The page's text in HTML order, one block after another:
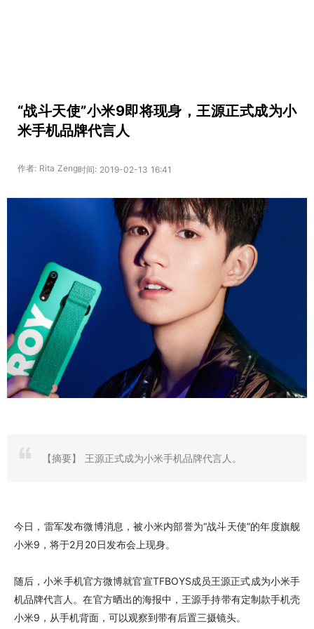
“战斗天使”小米9即将现身，王源正式成为小
米手机品牌代言人
作者: Rita Zeng时间: 2019-02-13 16:41
【摘要】 ​王源正式成为小米手机品牌代言人。
今日，雷军发布微博消息，被小米内部誉为“战斗天使”的年度旗舰
小米9，将于2月20日发布会上现身。
随后，小米手机官方微博就官宣TFBOYS成员王源正式成为小米手
机品牌代言人。在官方晒出的海报中，王源手持带有定制款手机壳
小米9，从手机背面，可以观察到带有后置三摄镜头。